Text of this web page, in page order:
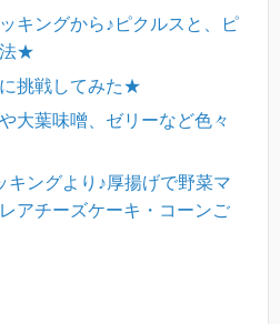
キングから♪ピクルスと、ピ
法★
に挑戦してみた★
大葉味噌、ゼリーなど色々
キングより♪厚揚げで野菜マ
アチーズケーキ・コーンご